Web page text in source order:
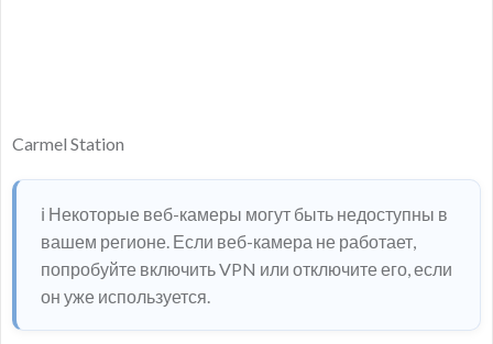
Carmel Station
ℹ️ Некоторые веб-камеры могут быть недоступны в
вашем регионе. Если веб-камера не работает,
попробуйте включить VPN или отключите его, если
он уже используется.